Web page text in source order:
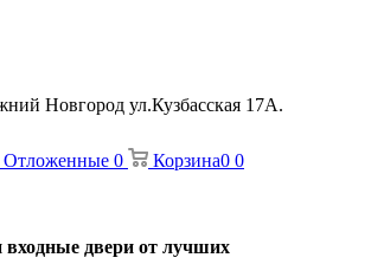
Новгород ул.Кузбасская 17А.
Отложенные 0 Корзина0 0
двери от лучших